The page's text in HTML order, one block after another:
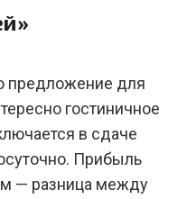
предложение для
гостиничное
в сдаче
Прибыль
— разница между